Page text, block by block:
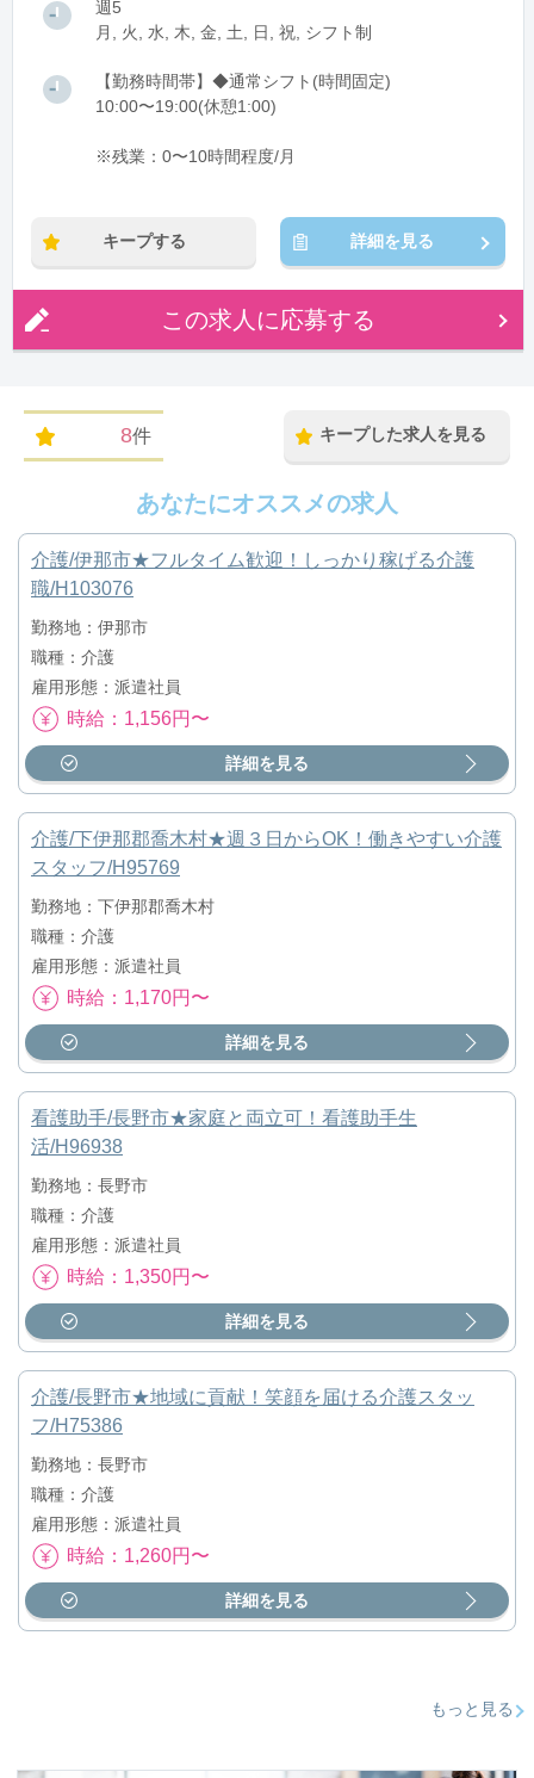
週5
月, 火, 水, 木, 金, 土, 日, 祝, シフト制
【勤務時間帯】◆通常シフト(時間固定)
10:00〜19:00(休憩1:00)
※残業：0〜10時間程度/月
キープする 詳細を見る
この求人に応募する
8件 キープした求人を見る
あなたにオススメの求人
介護/伊那市★フルタイム歓迎！しっかり稼げる介護
職/H103076
勤務地：伊那市
職種：介護
雇用形態：派遣社員
時給：1,156円〜
詳細を見る
介護/下伊那郡喬木村★週３日からOK！働きやすい介護
スタッフ/H95769
勤務地：下伊那郡喬木村
職種：介護
雇用形態：派遣社員
時給：1,170円〜
詳細を見る
看護助手/長野市★家庭と両立可！看護助手生
活/H96938
勤務地：長野市
職種：介護
雇用形態：派遣社員
時給：1,350円〜
詳細を見る
介護/長野市★地域に貢献！笑顔を届ける介護スタッ
フ/H75386
勤務地：長野市
職種：介護
雇用形態：派遣社員
時給：1,260円〜
詳細を見る
もっと見る